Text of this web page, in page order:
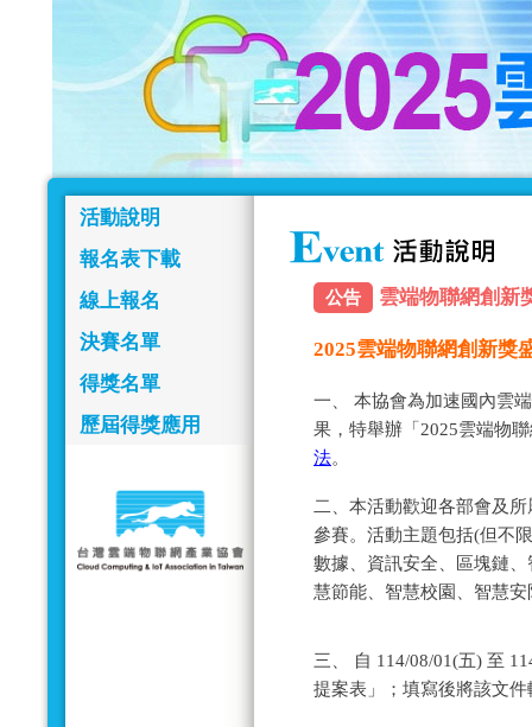
活動說明
報名表下載
線上報名
決賽名單
得獎名單
歷屆得獎應用
公告 雲端物聯網創新
2025雲端物聯網創新獎
一、 本協會為加速國內雲
果，特舉辦「2025雲端物
法。
二、本活動歡迎各部會及
參賽。活動主題包括(但不
數據、資訊安全、區塊鏈
慧節能、智慧校園、智慧
三、 自 114/08/01(五) 至
提案表」；填寫後將該文